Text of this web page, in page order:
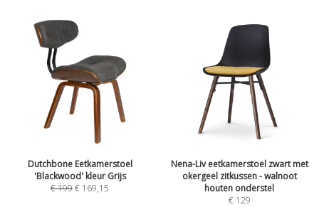
Dutchbone Eetkamerstoel
'Blackwood' kleur Grijs
€199€ 169,15
Nena-Liv eetkamerstoel zwart met
okergeel zitkussen - walnoot
houten onderstel
€ 129